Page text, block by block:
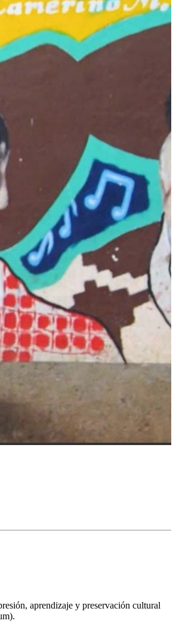
aprendizaje y preservación cultural